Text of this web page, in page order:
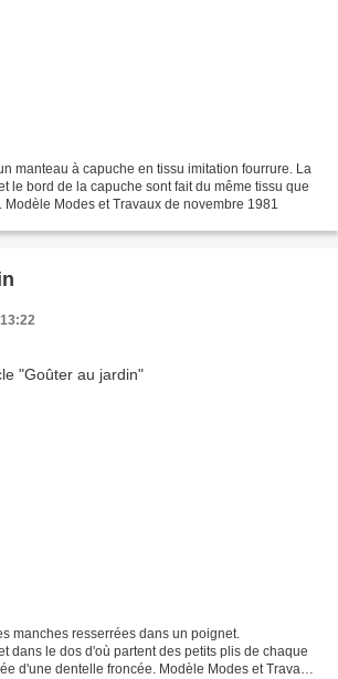
manteau à capuche en tissu imitation fourrure. La
le bord de la capuche sont fait du même tissu que
Modes et Travaux de novembre 1981
manches resserrées dans un poignet.
dans le dos d'où partent des petits plis de chaque
d'une dentelle froncée. Modèle Modes et Travaux